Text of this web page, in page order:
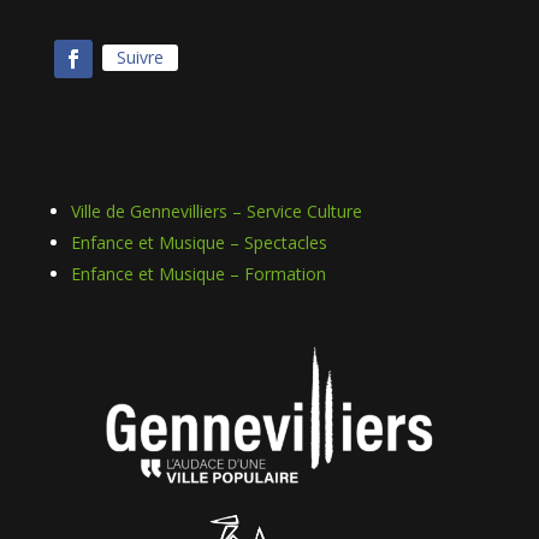
Suivre
Ville de Gennevilliers – Service Culture
Enfance et Musique – Spectacles
Enfance et Musique – Formation